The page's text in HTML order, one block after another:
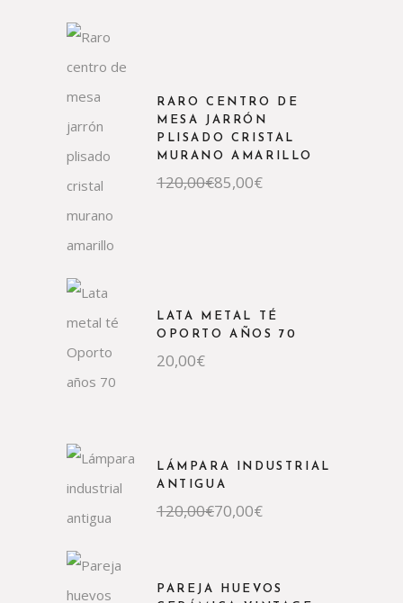
RARO CENTRO DE
MESA JARRÓN
PLISADO CRISTAL
MURANO AMARILLO
120,00€
El
precio
85,00€
El
precio
LATA METAL TÉ
OPORTO AÑOS 70
20,00€
LÁMPARA INDUSTRIAL
ANTIGUA
120,00€
El
precio
70,00€
El
precio
PAREJA HUEVOS